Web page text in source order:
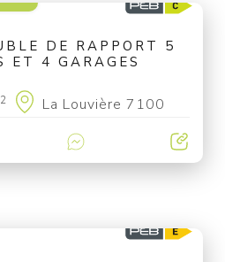
DE RAPPORT 5
ET 4 GARAGES
2 La Louvière 7100